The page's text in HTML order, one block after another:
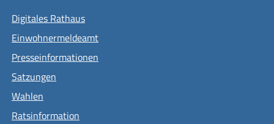
Digitales Rathaus
Einwohnermeldeamt
Presseinformationen
Satzungen
Wahlen
Ratsinformation